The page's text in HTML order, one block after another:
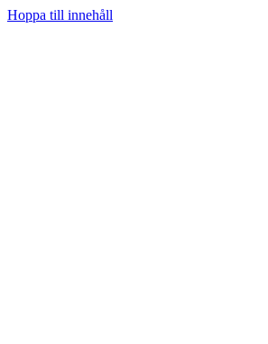
Hoppa till innehåll